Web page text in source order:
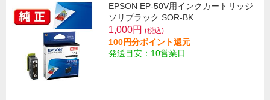
EPSON EP-50V用インクカートリッジ
ソリブラック SOR-BK
1,000円 (税込)
100円分ポイント還元
発送目安：10営業日